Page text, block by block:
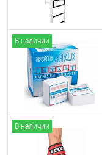
В наличии
В наличии